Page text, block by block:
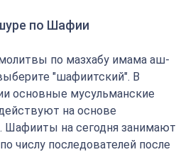
по Шафии
по мазхабу имама аш-
"шафиитский". В
основные мусульманские
на основе
Шафииты на сегодня занимают
числу последователей после